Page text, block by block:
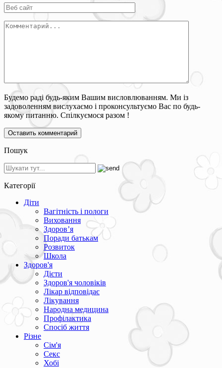
Будемо раді будь-яким Вашим висловлюванням. Ми із
задоволенням вислухаємо і проконсультуємо Вас по будь-
якому питанню. Спілкуємося разом !
Пошук
Категорії
Діти
Вагітність і пологи
Виховання
Здоров’я
Поради батькам
Розвиток
Школа
Здоров'я
Дієти
Здоров'я чоловіків
Лікар відповідає
Лікування
Народна медицина
Профілактика
Спосіб життя
Різне
Сім'я
Секс
Хобі